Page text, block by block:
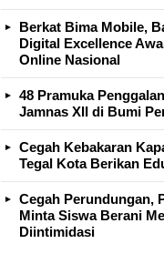
Berkat Bima Mobile,
Digital Excellence
Online Nasional
48 Pramuka
Jamnas XII di Bumi
Cegah Kebakaran
Tegal Kota Berikan
Cegah Perundungan,
Minta Siswa Berani
Diintimidasi